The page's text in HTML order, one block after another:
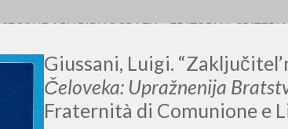
Giussani, Luigi.
Čeloveka: Upražnenija
Fraternità di Comunione e
SECONDARY BIBLIOGRAFY EDITORIAL CRITERIA